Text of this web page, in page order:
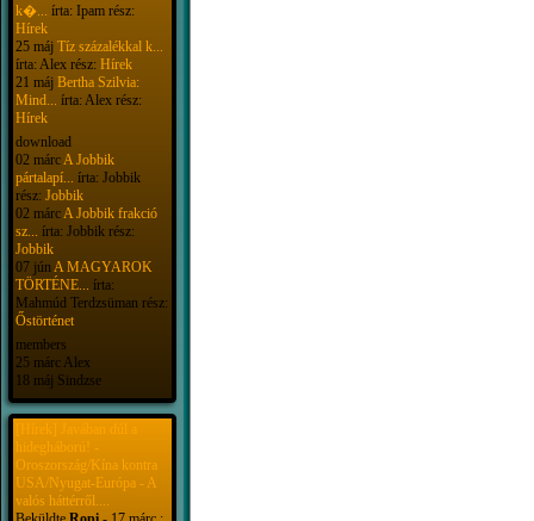
k�...
írta: Ipam rész:
Hírek
25 máj Tíz százalékkal k...
írta: Alex rész: Hírek
21 máj Bertha Szilvia:
Mind...
írta: Alex rész:
Hírek
download
02 márc A Jobbik
pártalapí...
írta: Jobbik
rész: Jobbik
02 márc A Jobbik frakció
sz...
írta: Jobbik rész:
Jobbik
07 jún A MAGYAROK
TÖRTÉNE...
írta:
Mahmúd Terdzsüman rész:
Őstörténet
members
25 márc Alex
18 máj Sindzse
[Hírek] Javában dúl a
hidegháború! -
Oroszország/Kína kontra
USA/Nyugat-Európa - A
valós háttérről....